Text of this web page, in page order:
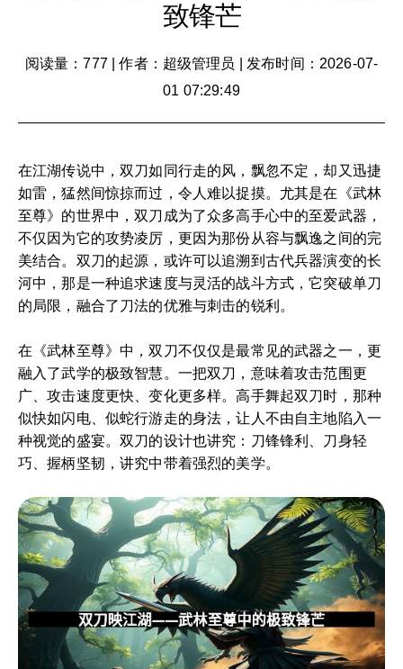
致锋芒
阅读量：777|作者：超级管理员
发布时间：2026-07-
01 07:29:49
在江湖传说中，双刀如同行走的风，飘忽不定，却又迅捷
如雷，猛然间惊掠而过，令人难以捉摸。尤其是在《武林
至尊》的世界中，双刀成为了众多高手心中的至爱武器，
不仅因为它的攻势凌厉，更因为那份从容与飘逸之间的完
美结合。双刀的起源，或许可以追溯到古代兵器演变的长
河中，那是一种追求速度与灵活的战斗方式，它突破单刀
的局限，融合了刀法的优雅与刺击的锐利。
在《武林至尊》中，双刀不仅仅是最常见的武器之一，更
融入了武学的极致智慧。一把双刀，意味着攻击范围更
广、攻击速度更快、变化更多样。高手舞起双刀时，那种
似快如闪电、似蛇行游走的身法，让人不由自主地陷入一
种视觉的盛宴。双刀的设计也讲究：刀锋锋利、刀身轻
巧、握柄坚韧，讲究中带着强烈的美学。